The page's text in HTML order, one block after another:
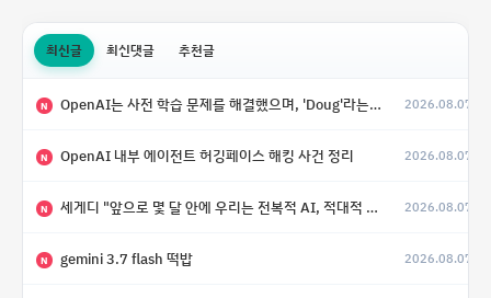
최신글 최신댓글 추천글
N OpenAI는 사전 학습 문제를 해결했으며, 'Doug'라는 코드명을 가진 훨씬 더 큰 모델을 활발히 개발 중 2026.08.07
N OpenAI 내부 에이전트 허깅페이스 해킹 사건 정리 2026.08.07
N 세게디 "앞으로 몇 달 안에 우리는 전복적 AI, 적대적 AI 둘 다 보게 될 것" 2026.08.07
N gemini 3.7 flash 떡밥 2026.08.07